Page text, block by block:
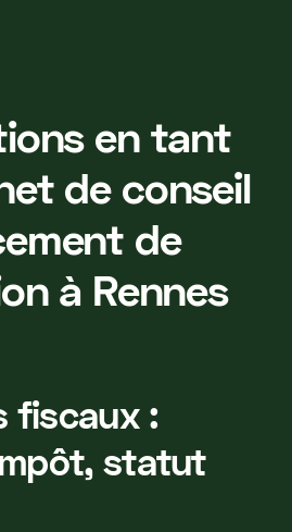
en tant
de conseil
de
à Rennes
fiscaux :
statut